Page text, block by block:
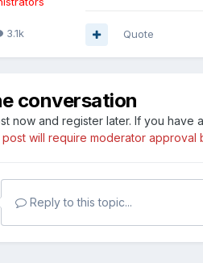
3.1k Quote
conversation
now and register later. If you have
post will require moderator approval
Reply to this topic...